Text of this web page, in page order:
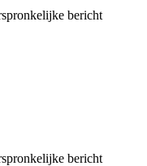
bericht
bericht